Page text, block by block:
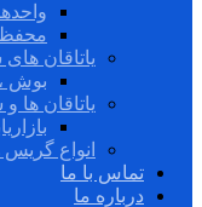
یاتاقان
بوش
یاتاقان
انواع گریس
تماس با ما
درباره ما